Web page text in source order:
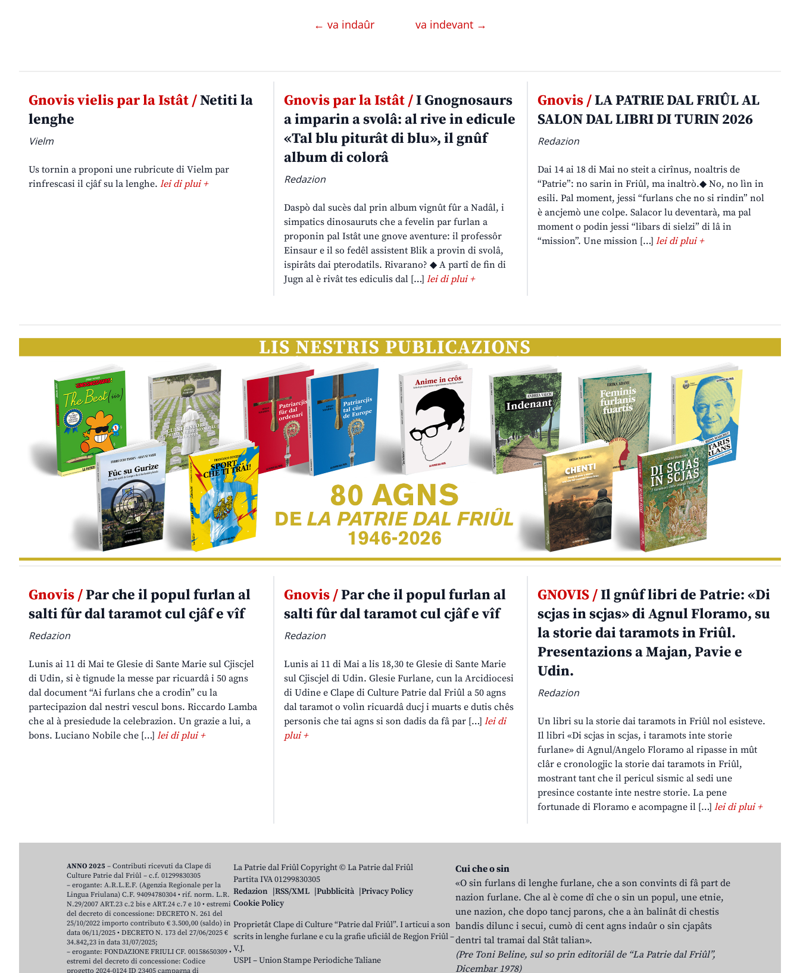
← va indaûr va indevant →
Gnovis vielis par la Istât /Netiti la
lenghe
Vielm
Us tornin a proponi une rubricute di Vielm par
rinfrescasi il cjâf su la lenghe. lei di plui +
Gnovis par la Istât /I Gnognosaurs
a imparin a svolâ: al rive in edicule
«Tal blu piturât di blu», il gnûf
album di colorâ
Redazion
Daspò dal sucès dal prin album vignût fûr a Nadâl, i
simpatics dinosauruts che a fevelin par furlan a
proponin pal Istât une gnove aventure: il professôr
Einsaur e il so fedêl assistent Blik a provin di svolâ,
ispirâts dai pterodatils. Rivarano? ◆ A partî de fin di
Jugn al è rivât tes ediculis dal […] lei di plui +
Gnovis /LA PATRIE DAL FRIÛL AL
SALON DAL LIBRI DI TURIN 2026
Redazion
Dai 14 ai 18 di Mai no steit a cirînus, noaltris de
“Patrie”: no sarin in Friûl, ma inaltrò.◆ No, no lìn in
esili. Pal moment, jessi “furlans che no si rindin” nol
è ancjemò une colpe. Salacor lu deventarà, ma pal
moment o podin jessi “libars di sielzi” di lâ in
“mission”. Une mission […]lei di plui +
Gnovis /Par che il popul furlan al
salti fûr dal taramot cul cjâf e vîf
Redazion
Lunis ai 11 di Mai te Glesie di Sante Marie sul Cjiscjel
di Udin, si è tignude la messe par ricuardâ i 50 agns
dal document “Ai furlans che a crodin” cu la
partecipazion dal nestri vescul bons. Riccardo Lamba
che al à presiedude la celebrazion. Un grazie a lui, a
bons. Luciano Nobile che […] lei di plui +
Gnovis /Par che il popul furlan al
salti fûr dal taramot cul cjâf e vîf
Redazion
Lunis ai 11 di Mai a lis 18,30 te Glesie di Sante Marie
sul Cjiscjel di Udin. Glesie Furlane, cun la Arcidiocesi
di Udine e Clape di Culture Patrie dal Friûl a 50 agns
dal taramot o volìn ricuardâ ducj i muarts e dutis chês
personis che tai agns si son dadis da fâ par […] lei di
plui +
GNOVIS /Il gnûf libri de Patrie: «Di
scjas in scjas» di Agnul Floramo, su
la storie dai taramots in Friûl.
Presentazions a Majan, Pavie e
Udin.
Redazion
Un libri su la storie dai taramots in Friûl nol esisteve.
Il libri «Di scjas in scjas, i taramots inte storie
furlane» di Agnul/Angelo Floramo al ripasse in mût
clâr e cronologjic la storie dai taramots in Friûl,
mostrant tant che il pericul sismic al sedi une
presince costante inte nestre storie. La pene
fortunade di Floramo e acompagne il […]lei di plui +
La Patrie dal Friûl Copyright © La Patrie dal Friûl
Partita IVA 01299830305
Redazion
RSS/XML Pubblicità
Privacy Policy
Cookie Policy
Proprietât Clape di Culture “Patrie dal Friûl”. I articui a son
scrits in lenghe furlane e cu la grafie uficiâl de Regjon Friûl –
V.J.
USPI – Union Stampe Periodiche Taliane
Cui che o sin
«O sin furlans di lenghe furlane, che a son convints di fâ part de
nazion furlane. Che al è come dî che o sin un popul, une etnie,
une nazion, che dopo tancj parons, che a àn balinât di chestis
bandis dilunc i secui, cumò di cent agns indaûr o sin cjapâts
dentri tal tramai dal Stât talian».
(Pre Toni Beline, sul so prin editoriâl de “La Patrie dal Friûl”,
Dicembar 1978)
ANNO 2025 – Contributi ricevuti da Clape di
Culture Patrie dal Friûl – c.f. 01299830305
– erogante: A.R.L.E.F. (Agenzia Regionale per la
Lingua Friulana) C.F. 94094780304 • rif. norm. L.R.
N.29/2007 ART.23 c.2 bis e ART.24 c.7 e 10 • estremi
del decreto di concessione: DECRETO N. 261 del
25/10/2022 importo contributo € 3.500,00 (saldo) in
data 06/11/2025 • DECRETO N. 173 del 27/06/2025 €
34.842,23 in data 31/07/2025;
– erogante: FONDAZIONE FRIULI CF. 00158650309 •
estremi del decreto di concessione: Codice
progetto 2024-0124 ID 23405 campagna di